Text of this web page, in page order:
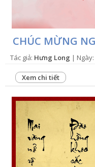
CHÚC MỪNG
Tác giả: Hưng Long | Ngày:
Xem chi tiết